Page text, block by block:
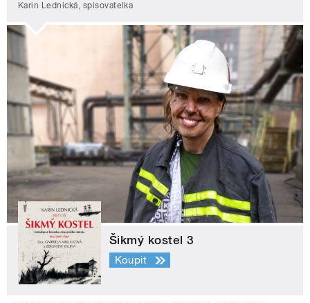
Karin Lednická, spisovatelka
Šikmý kostel 3
Koupit